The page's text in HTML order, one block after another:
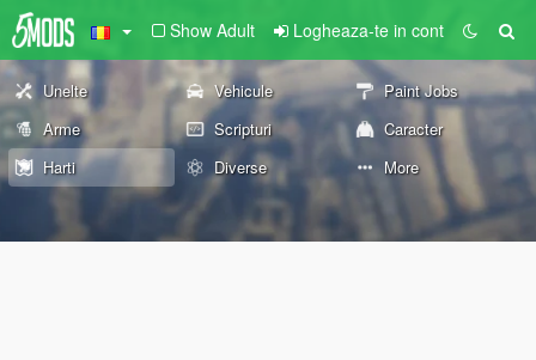
Show Adult Logheaza-te in cont
Unelte Vehicule
Paint Jobs
Arme
Scripturi
Caracter
Harti
Diverse More